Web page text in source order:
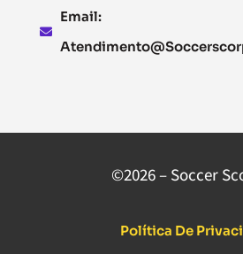
Email:
©2026 – Soccer
Política De